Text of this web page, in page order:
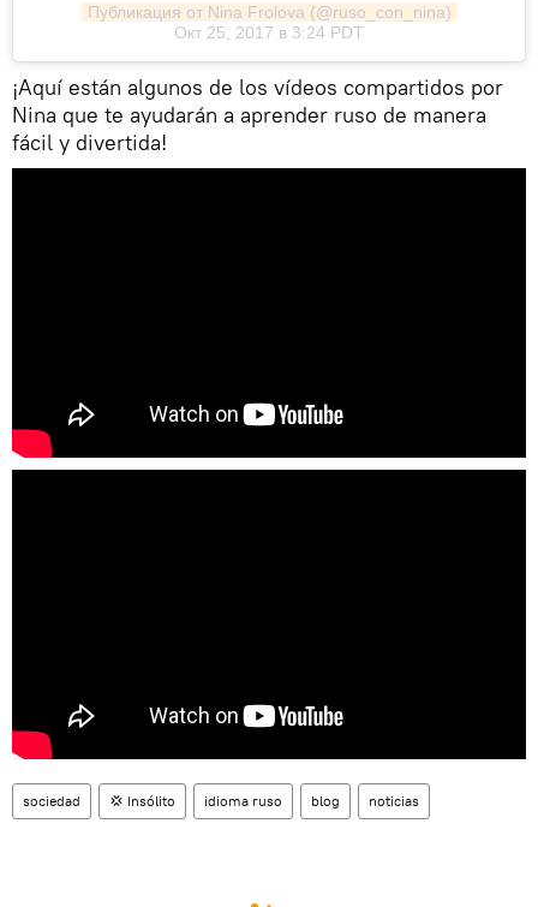
Публикация от Nina Frolova (@ruso_con_nina)
Окт 25, 2017 в 3:24 PDT
¡Aquí están algunos de los vídeos compartidos por
Nina que te ayudarán a aprender ruso de manera
fácil y divertida!
sociedad 💢 Insólito idioma ruso blog noticias